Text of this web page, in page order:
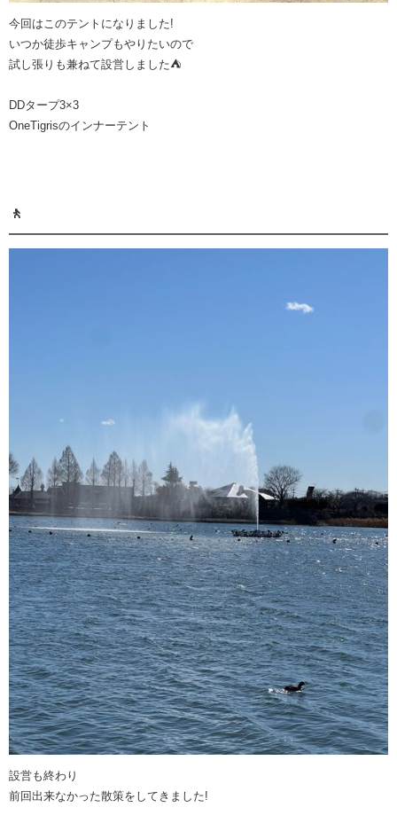
今回はこのテントになりました!
いつか徒歩キャンプもやりたいので
試し張りも兼ねて設営しました⛺️
DDタープ3×3
OneTigrisのインナーテント
🚶
設営も終わり
前回出来なかった散策をしてきました!